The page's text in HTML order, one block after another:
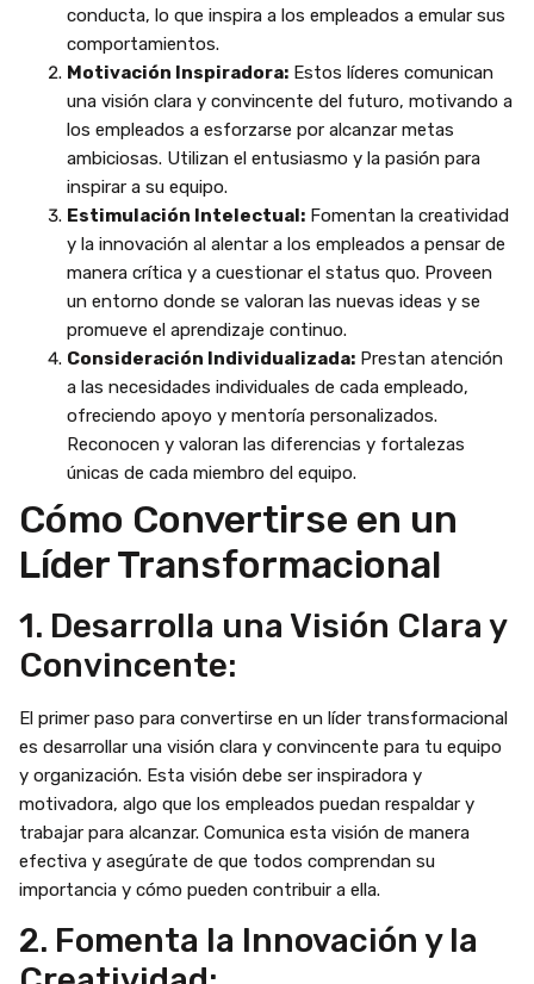
conducta, lo que inspira a los empleados a emular sus
comportamientos.
Motivación Inspiradora: Estos líderes comunican
una visión clara y convincente del futuro, motivando a
los empleados a esforzarse por alcanzar metas
ambiciosas. Utilizan el entusiasmo y la pasión para
inspirar a su equipo.
Estimulación Intelectual: Fomentan la creatividad
y la innovación al alentar a los empleados a pensar de
manera crítica y a cuestionar el status quo. Proveen
un entorno donde se valoran las nuevas ideas y se
promueve el aprendizaje continuo.
Consideración Individualizada: Prestan atención
a las necesidades individuales de cada empleado,
ofreciendo apoyo y mentoría personalizados.
Reconocen y valoran las diferencias y fortalezas
únicas de cada miembro del equipo.
Cómo Convertirse en un
Líder Transformacional
1. Desarrolla una Visión Clara y
Convincente:
El primer paso para convertirse en un líder transformacional
es desarrollar una visión clara y convincente para tu equipo
y organización. Esta visión debe ser inspiradora y
motivadora, algo que los empleados puedan respaldar y
trabajar para alcanzar. Comunica esta visión de manera
efectiva y asegúrate de que todos comprendan su
importancia y cómo pueden contribuir a ella.
2. Fomenta la Innovación y la